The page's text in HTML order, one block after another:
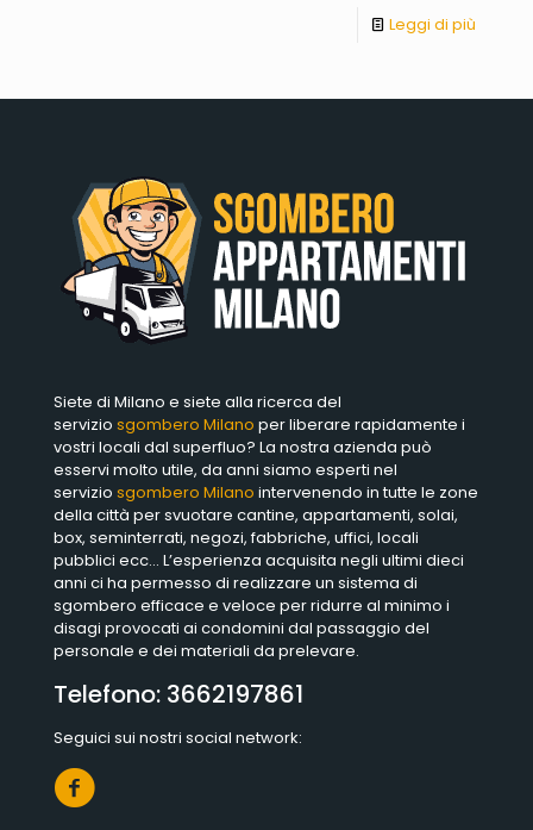
Leggi di più
Siete di Milano e siete alla ricerca del
servizio sgombero Milano per liberare rapidamente i
vostri locali dal superfluo? La nostra azienda può
esservi molto utile, da anni siamo esperti nel
servizio sgombero Milano intervenendo in tutte le zone
della città per svuotare cantine, appartamenti, solai,
box, seminterrati, negozi, fabbriche, uffici, locali
pubblici ecc… L’esperienza acquisita negli ultimi dieci
anni ci ha permesso di realizzare un sistema di
sgombero efficace e veloce per ridurre al minimo i
disagi provocati ai condomini dal passaggio del
personale e dei materiali da prelevare.
Telefono: 3662197861
Seguici sui nostri social network: